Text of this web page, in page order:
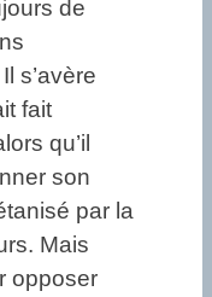
de
s’avère
fait
qu’il
son
par la
Mais
opposer